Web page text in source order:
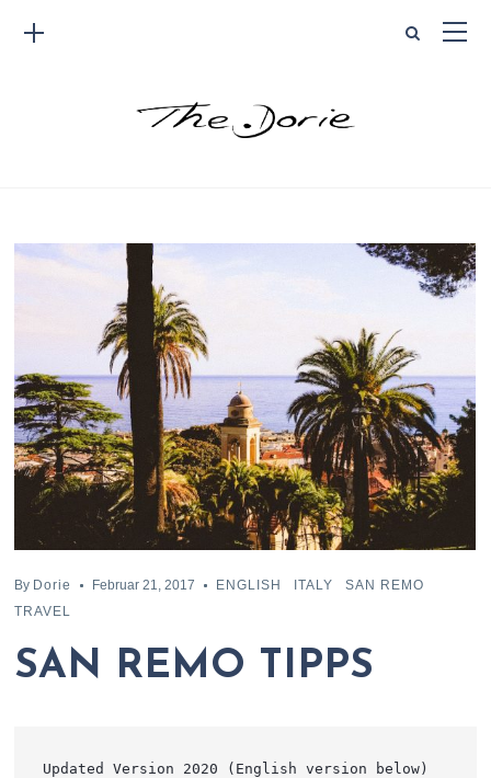
By Dorie Februar 21, 2017 ENGLISH ITALY
SAN REMO
TRAVEL
SAN REMO TIPPS
Updated Version 2020 (English version below)